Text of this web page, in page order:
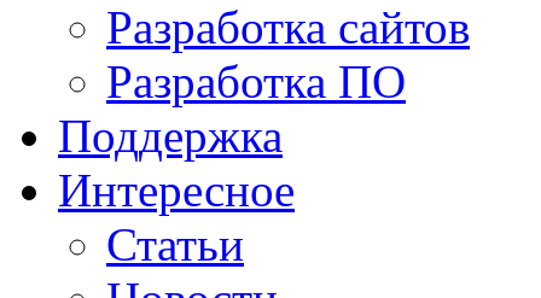
Разработка сайтов
Разработка ПО
Поддержка
Интересное
Статьи